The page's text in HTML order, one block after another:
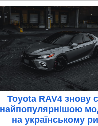
Toyota RAV4 знову
найпопулярнішою
на українському